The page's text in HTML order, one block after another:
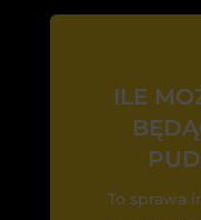
ILE
To sprawa